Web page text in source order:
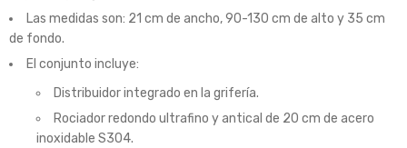
Las medidas son: 21 cm de ancho, 90-130 cm de alto y 35 cm
de fondo.
El conjunto incluye:
Distribuidor integrado en la grifería.
Rociador redondo ultrafino y antical de 20 cm de acero
inoxidable S304.